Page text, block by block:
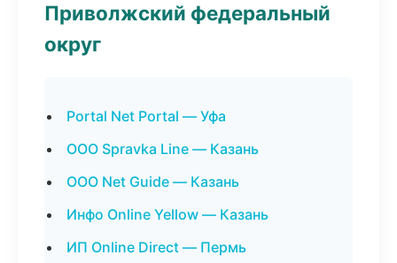
Приволжский федеральный
округ
Portal Net Portal — Уфа
ООО Spravka Line — Казань
ООО Net Guide — Казань
Инфо Online Yellow — Казань
ИП Online Direct — Пермь